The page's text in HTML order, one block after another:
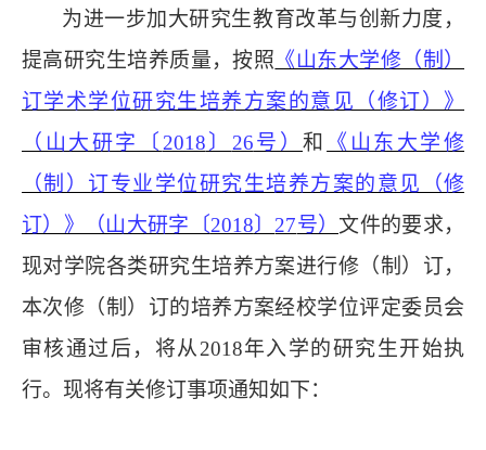
为进一步加大研究生教育改革与创新力度，
提高研究生培养质量，按照 《山东大学修（制）
订学术学位研究生培养方案的意见（修订）》
（山大研字〔 2018 〕 26号）和
《山东大学修
（制）订专业学位研究生培养方案的意见（修
订）》（山大研字〔2018〕 27号） 文件的要求，
现对学院各类研究生培养方案进行修（制）订，
本次修（制）订的培养方案经校学位评定委员会
审核通过后，将从2018年入学的研究生开始执
行。现将有关修订事项通知如下：